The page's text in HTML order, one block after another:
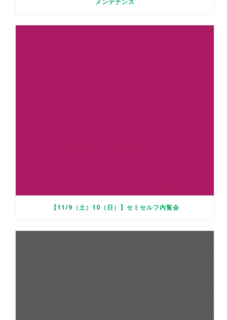
【11/9（土）10（日）】セミセルフ内覧会